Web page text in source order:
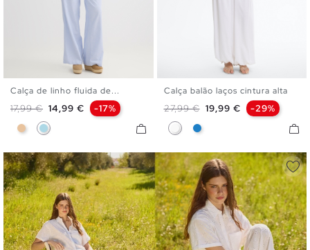
Calça de linho fluida de...
Preço normal
17,99 € Preço
14,99 € -17%
BegeAzul Claro
Calça balão laços cintura alta
Preço normal
27,99 € Preço
19,99 € -29%
BrancoAzul Eléctrico